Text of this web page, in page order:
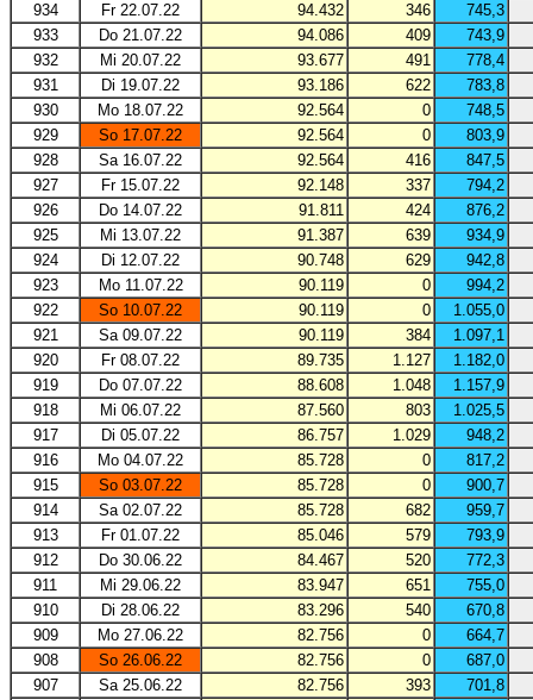
934
Fr 22.07.22 94.432 346
745,3
933
Do 21.07.22 94.086 409
743,9
932
Mi 20.07.22 93.677 491
778,4
931
Di 19.07.22 93.186 622
783,8
930
Mo 18.07.22 92.564 0
748,5
929
So 17.07.22 92.564 0
803,9
928
Sa 16.07.22 92.564 416
847,5
927
Fr 15.07.22 92.148 337
794,2
926
Do 14.07.22 91.811 424
876,2
925
Mi 13.07.22 91.387 639
934,9
924
Di 12.07.22 90.748 629
942,8
923
Mo 11.07.22 90.119 0
994,2
922
So 10.07.22 90.119 0
1.055,0
921
Sa 09.07.22 90.119 384
1.097,1
920
Fr 08.07.22 89.735 1.127
1.182,0
919
Do 07.07.22 88.608 1.048
1.157,9
918
Mi 06.07.22 87.560 803
1.025,5
917
Di 05.07.22 86.757 1.029
948,2
916
Mo 04.07.22 85.728 0
817,2
915
So 03.07.22 85.728 0
900,7
914
Sa 02.07.22 85.728 682
959,7
913
Fr 01.07.22 85.046 579
793,9
912
Do 30.06.22 84.467 520
772,3
911
Mi 29.06.22 83.947 651
755,0
910
Di 28.06.22 83.296 540
670,8
909
Mo 27.06.22 82.756 0
664,7
908
So 26.06.22 82.756 0
687,0
907
Sa 25.06.22 82.756 393
701,8